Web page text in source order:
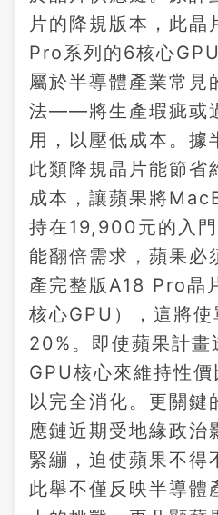
片的降規版本，此
Pro系列的6核心
屬於半導體產業常見
法——將生產瑕疵或
用，以壓低成本。據
此類降規晶片能節省
成本，讓蘋果將
持在19,900元的入
能翻倍需求，蘋果必
產完整版A18 Pro晶
核心GPU），這將
20%。即使蘋果計畫
GPU核心來維持性
以完全消化。更關鍵
應鏈近期受地緣政治
緊繃，迫使蘋果不得
此舉不僅反映半導體